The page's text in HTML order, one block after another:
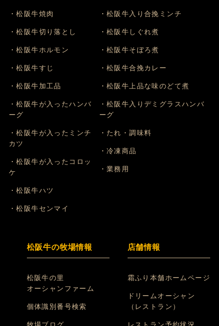
・松阪牛焼肉
・松阪牛切り落とし
・松阪牛ホルモン
・松阪牛すじ
・松阪牛加工品
・松阪牛が入ったハンバ
ーグ
・松阪牛が入ったミンチ
カツ
・松阪牛が入ったコロッ
ケ
・松阪牛ハツ
・松阪牛センマイ
・松阪牛入り合挽ミンチ
・松阪牛しぐれ煮
・松阪牛そぼろ煮
・松阪牛合挽カレー
・松阪牛上品な味のどて煮
・松阪牛入りデミグラスハンバ
ーグ
・たれ・調味料
・冷凍商品
・業務用
松阪牛の牧場情報
松阪牛の里
オーシャンファーム
個体識別番号検索
店舗情報
霜ふり本舗ホームページ
ドリームオーシャン
（レストラン）